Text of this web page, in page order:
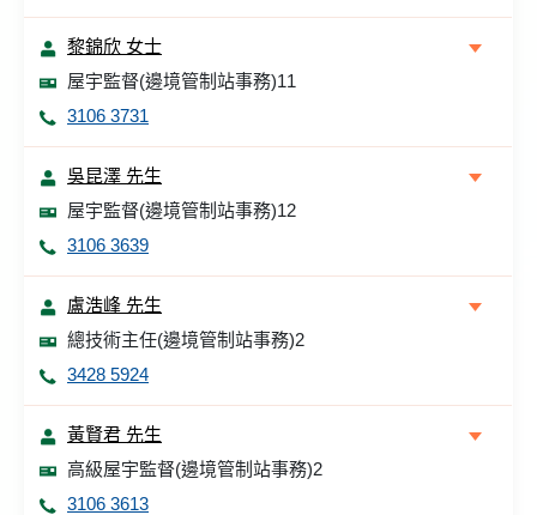
黎錦欣 女士
屋宇監督(邊境管制站事務)11
3106 3731
吳昆澤 先生
屋宇監督(邊境管制站事務)12
3106 3639
盧浩峰 先生
總技術主任(邊境管制站事務)2
3428 5924
黃賢君 先生
高級屋宇監督(邊境管制站事務)2
3106 3613